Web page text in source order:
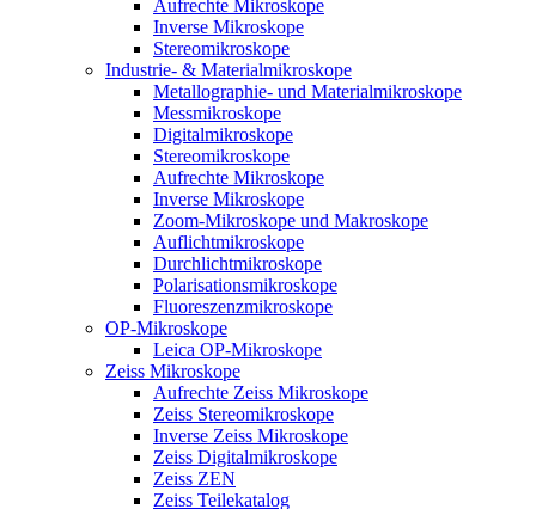
Aufrechte Mikroskope
Inverse Mikroskope
Stereomikroskope
Industrie- & Materialmikroskope
Metallographie- und Materialmikroskope
Messmikroskope
Digitalmikroskope
Stereomikroskope
Aufrechte Mikroskope
Inverse Mikroskope
Zoom-Mikroskope und Makroskope
Auflichtmikroskope
Durchlichtmikroskope
Polarisationsmikroskope
Fluoreszenzmikroskope
OP-Mikroskope
Leica OP-Mikroskope
Zeiss Mikroskope
Aufrechte Zeiss Mikroskope
Zeiss Stereomikroskope
Inverse Zeiss Mikroskope
Zeiss Digitalmikroskope
Zeiss ZEN
Zeiss Teilekatalog